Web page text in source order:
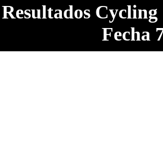
Resultados Cycling
Fecha